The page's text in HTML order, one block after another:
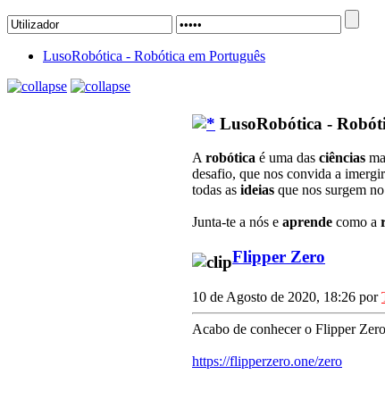
LusoRobótica - Robótica em Português
LusoRobótica -
Arobótica é uma das ciências
desafio, que nos convida a
todas as ideias que nos surgem
Junta-te a nós e aprende como a
Flipper Zero
10 de Agosto de 2020, 18:26 por
Acabo de conhecer o Flipper
https://flipperzero.one/zero